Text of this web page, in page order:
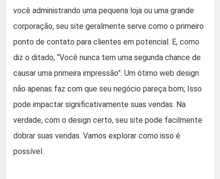
você administrando uma pequena loja ou uma grande
corporação, seu site geralmente serve como o primeiro
ponto de contato para clientes em potencial. E, como
diz o ditado, “Você nunca tem uma segunda chance de
causar uma primeira impressão”. Um ótimo web design
não apenas faz com que seu negócio pareça bom; Isso
pode impactar significativamente suas vendas. Na
verdade, com o design certo, seu site pode facilmente
dobrar suas vendas. Vamos explorar como isso é
possível.